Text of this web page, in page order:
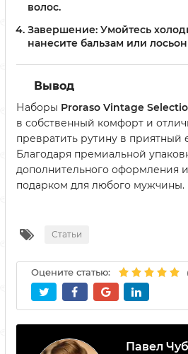
волос.
Завершение: Умойтесь
нанесите бальзам или
Вывод
Наборы Proraso Vintage
в собственный комфорт и
превратить рутину в приятный
Благодаря премиальной
дополнительного оформления
подарком для любого мужчины.
Статьи
Оцените статью: (
Павел Чуб